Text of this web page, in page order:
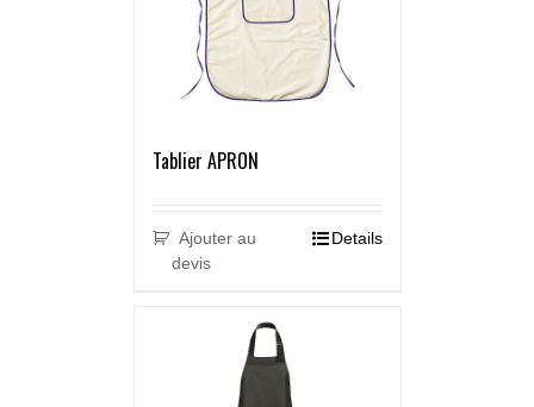
Tablier APRON
Ajouter au
devis
Details